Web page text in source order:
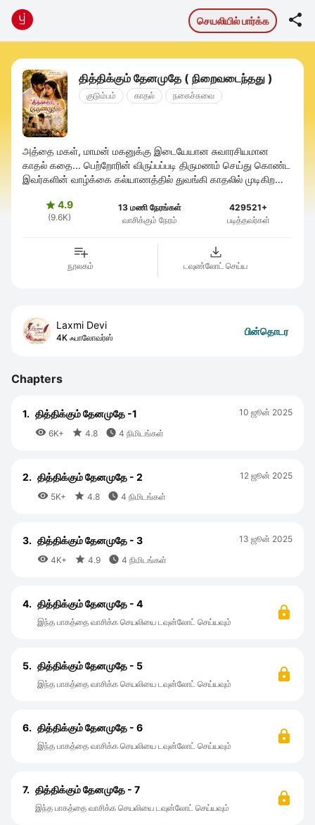
செயலியில் பார்க்க 
தித்திக்கும் தேனமுதே ( நிறைவடைந்தது )
குடும்பம் காதல் நகைச்சுவை
அத்தை மகள், மாமன் மகனுக்கு இடையேயான சுவாரசியமான
காதல் கதை... பெற்றோரின் விருப்பப்படி திருமணம் செய்து கொண்ட
இவர்களின் வாழ்க்கை கல்யாணத்தில் துவங்கி காதலில் முடிகிறதா
4.9
(9.6K)
13 மணி நேரங்கள்
வாசிக்கும் நேரம்
429521+
படித்தவர்கள்
நூலகம் டவுண்லோட் செய்ய
Laxmi Devi
4K ஃபாலோவர்ஸ்
பின்தொடர
Chapters
1. தித்திக்கும் தேனமுதே -1
 6K+  4.8  4 நிமிடங்கள்
10 ஜூன் 2025
2. தித்திக்கும் தேனமுதே - 2
 5K+  4.8  4 நிமிடங்கள்
12 ஜூன் 2025
3. தித்திக்கும் தேனமுதே - 3
 4K+  4.9  4 நிமிடங்கள்
13 ஜூன் 2025
4. தித்திக்கும் தேனமுதே - 4
இந்த பாகத்தை வாசிக்க செயலியை டவுன்லோட் செய்யவும்
5. தித்திக்கும் தேனமுதே - 5
இந்த பாகத்தை வாசிக்க செயலியை டவுன்லோட் செய்யவும்
6. தித்திக்கும் தேனமுதே - 6
இந்த பாகத்தை வாசிக்க செயலியை டவுன்லோட் செய்யவும்
7. தித்திக்கும் தேனமுதே - 7
இந்த பாகத்தை வாசிக்க செயலியை டவுன்லோட் செய்யவும்